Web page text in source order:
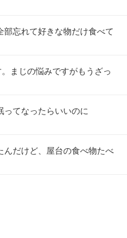
部忘れて好きな物だけ食べて
まじの悩みですがもうざっ
ってなったらいいのに
んだけど、屋台の食べ物たべ